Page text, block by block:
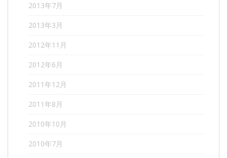
2013年7月
2013年3月
2012年11月
2012年6月
2011年12月
2011年8月
2010年10月
2010年7月